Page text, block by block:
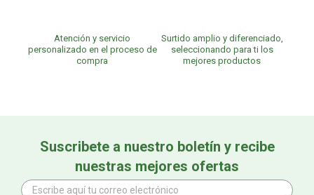
Atención y servicio
personalizado en el proceso de
compra
Surtido amplio y diferenciado,
seleccionando para ti los
mejores productos
Suscribete a nuestro boletín y recibe
nuestras mejores ofertas